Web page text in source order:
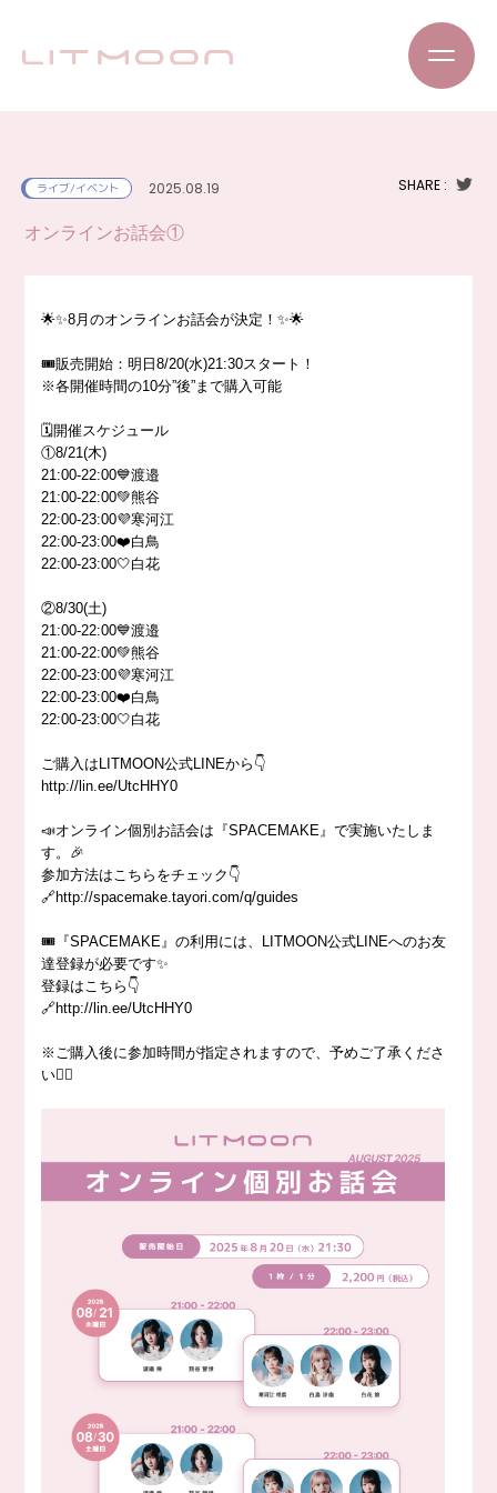
ライブ/イベント 2025.08.19 SHARE :
オンラインお話会①
🌟✨8月のオンラインお話会が決定！✨🌟
🎟販売開始：明日8/20(水)21:30スタート！
※各開催時間の10分”後”まで購入可能
🗓開催スケジュール
①8/21(木)
21:00-22:00💙渡邉
21:00-22:00💚熊谷
22:00-23:00💜寒河江
22:00-23:00❤️白鳥
22:00-23:00🤍白花
②8/30(土)
21:00-22:00💙渡邉
21:00-22:00💚熊谷
22:00-23:00💜寒河江
22:00-23:00❤️白鳥
22:00-23:00🤍白花
ご購入はLITMOON公式LINEから👇
http://lin.ee/UtcHHY0
📣オンライン個別お話会は『SPACEMAKE』で実施いたしま
す。🎉
参加方法はこちらをチェック👇
🔗http://spacemake.tayori.com/q/guides
🎟『SPACEMAKE』の利用には、LITMOON公式LINEへのお友
達登録が必要です✨
登録はこちら👇
🔗http://lin.ee/UtcHHY0
※ご購入後に参加時間が指定されますので、予めご了承くださ
い🙇‍♀️